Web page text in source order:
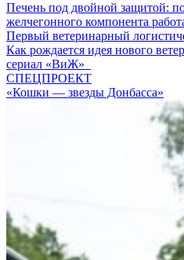
Печень под двойной защитой:
желчегонного компонента
Первый ветеринарный
Как рождается идея нового
сериал «ВиЖ»
СПЕЦПРОЕКТ
«Кошки — звезды Донбасса»